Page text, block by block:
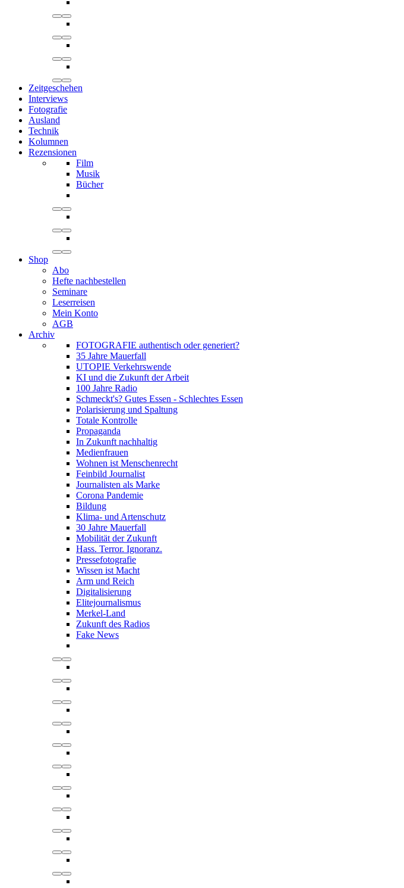
Zeitgeschehen
Interviews
Fotografie
Ausland
Technik
Kolumnen
Rezensionen
Film
Musik
Bücher
Shop
Abo
Hefte nachbestellen
Seminare
Leserreisen
Mein Konto
AGB
Archiv
FOTOGRAFIE authentisch oder generiert?
35 Jahre Mauerfall
UTOPIE Verkehrswende
KI und die Zukunft der Arbeit
100 Jahre Radio
Schmeckt's? Gutes Essen - Schlechtes Essen
Polarisierung und Spaltung
Totale Kontrolle
Propaganda
In Zukunft nachhaltig
Medienfrauen
Wohnen ist Menschenrecht
Feinbild Journalist
Journalisten als Marke
Corona Pandemie
Bildung
Klima- und Artenschutz
30 Jahre Mauerfall
Mobilität der Zukunft
Hass. Terror. Ignoranz.
Pressefotografie
Wissen ist Macht
Arm und Reich
Digitalisierung
Elitejournalismus
Merkel-Land
Zukunft des Radios
Fake News